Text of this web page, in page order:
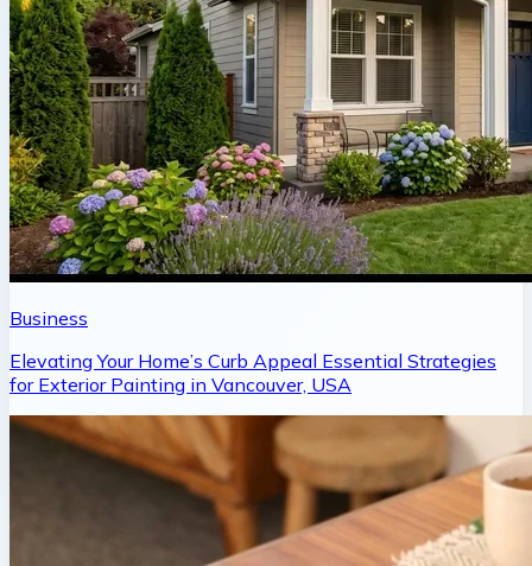
Business
Elevating Your Home’s Curb Appeal Essential Strategies
for Exterior Painting in Vancouver, USA